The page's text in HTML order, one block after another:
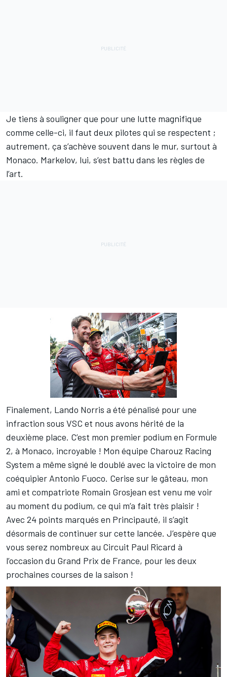
Je tiens à souligner que pour une lutte magnifique
comme celle-ci, il faut deux pilotes qui se respectent ;
autrement, ça s’achève souvent dans le mur, surtout à
Monaco. Markelov, lui, s’est battu dans les règles de
l’art.
Finalement, Lando Norris a été pénalisé pour une
infraction sous VSC et nous avons hérité de la
deuxième place. C’est mon premier podium en Formule
2, à Monaco, incroyable ! Mon équipe Charouz Racing
System a même signé le doublé avec la victoire de mon
coéquipier Antonio Fuoco. Cerise sur le gâteau, mon
ami et compatriote Romain Grosjean est venu me voir
au moment du podium, ce qui m’a fait très plaisir !
Avec 24 points marqués en Principauté, il s’agit
désormais de continuer sur cette lancée. J’espère que
vous serez nombreux au Circuit Paul Ricard à
l’occasion du Grand Prix de France, pour les deux
prochaines courses de la saison !